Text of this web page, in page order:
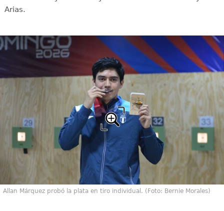
Arias.
Allan Márquez probó la plata en tiro individual. (Foto: Bernie Morales)